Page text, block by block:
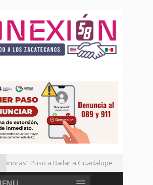
Puso a Bailar a Guadalupe
a Correcaminos 95-76
Gran Festival